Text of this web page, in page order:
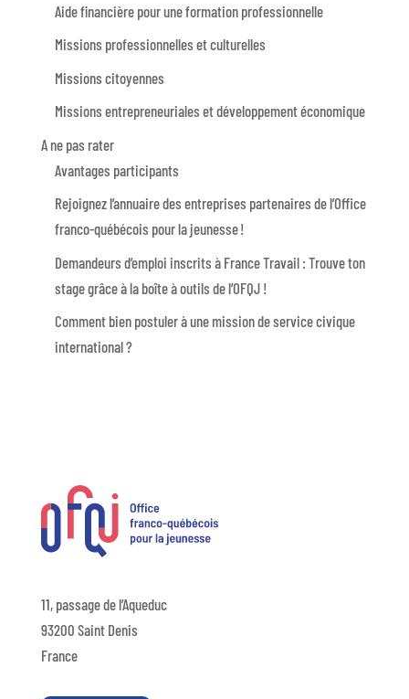
Aide financière pour une formation professionnelle
Missions professionnelles et culturelles
Missions citoyennes
Missions entrepreneuriales et développement économique
A ne pas rater
Avantages participants
Rejoignez l’annuaire des entreprises partenaires de l’Office
franco-québécois pour la jeunesse !
Demandeurs d’emploi inscrits à France Travail : Trouve ton
stage grâce à la boîte à outils de l’OFQJ !
Comment bien postuler à une mission de service civique
international ?
11, passage de l’Aqueduc
93200 Saint Denis
France